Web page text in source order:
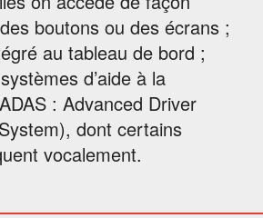
boutons ou des écrans ;
au tableau de bord ;
d’aide à la
: Advanced Driver
dont certains
vocalement.